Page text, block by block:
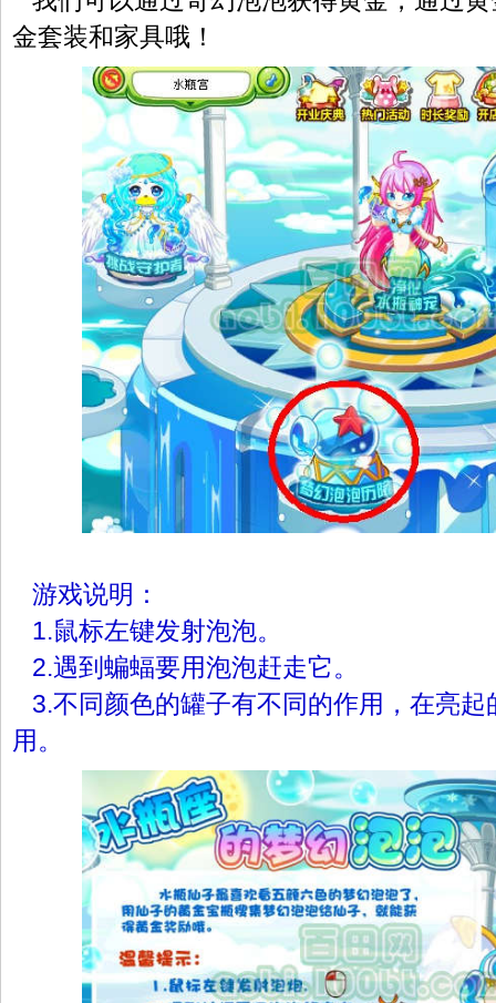
金套装和家具哦！
游戏说明：
1.鼠标左键发射泡泡。
2.遇到蝙蝠要用泡泡赶走它。
3.不同颜色的罐子有不同的作用，在亮起
用。